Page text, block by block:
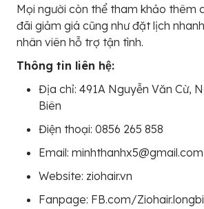
Mọi người còn thể tham khảo thêm
đãi giảm giá cũng như đặt lịch
nhân viên hỗ trợ tận tình.
Thông tin liên hệ:
Địa chỉ: 491A Nguyễn Văn Cừ,
Biên
Điện thoại: 0856 265 858
Email: minhthanhx5@gmail.com
Website: ziohair.vn
Fanpage: FB.com/